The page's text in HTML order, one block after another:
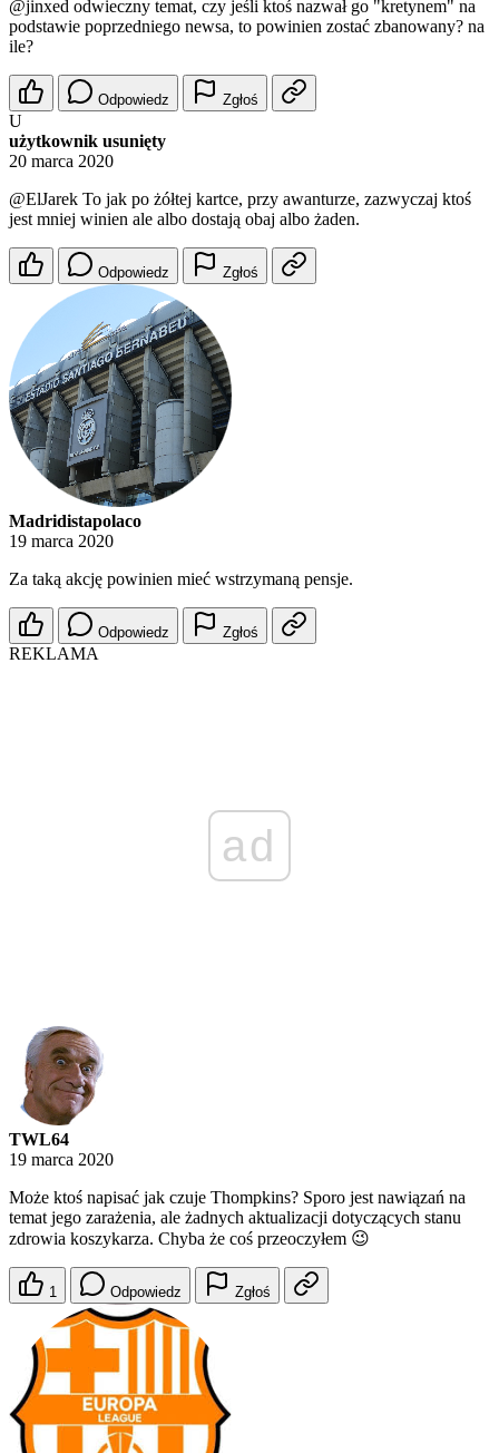
@jinxed odwieczny temat, czy jeśli ktoś nazwał go "kretynem" na
podstawie poprzedniego newsa, to powinien zostać zbanowany? na
ile?
Odpowiedz Zgłoś
U
użytkownik usunięty
20 marca 2020
@ElJarek To jak po żółtej kartce, przy awanturze, zazwyczaj ktoś
jest mniej winien ale albo dostają obaj albo żaden.
Odpowiedz Zgłoś
Madridistapolaco
19 marca 2020
Za taką akcję powinien mieć wstrzymaną pensje.
Odpowiedz Zgłoś
REKLAMA
ad
TWL64
19 marca 2020
Może ktoś napisać jak czuje Thompkins? Sporo jest nawiązań na
temat jego zarażenia, ale żadnych aktualizacji dotyczących stanu
zdrowia koszykarza. Chyba że coś przeoczyłem 😉
1 Odpowiedz Zgłoś